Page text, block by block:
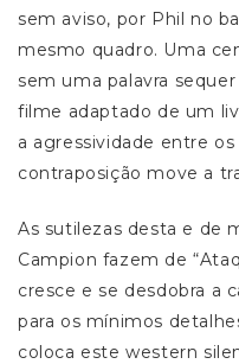
sem aviso, por Phil no
mesmo quadro. Uma
sem uma palavra
filme adaptado de um
a agressividade entre
contraposição move a
As sutilezas desta e de
Campion fazem de
cresce e se desdobra a
para os mínimos
coloca este western